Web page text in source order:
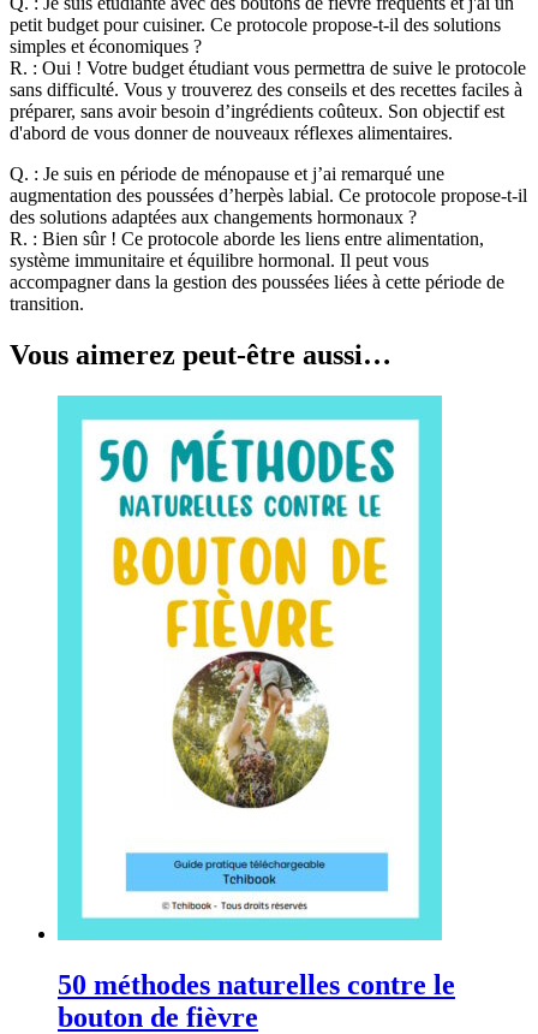
petit budget pour cuisiner. Ce protocole propose-t-il des solutions
simples et économiques ?
R. : Oui ! Votre budget étudiant vous permettra de suive le protocole
sans difficulté. Vous y trouverez des conseils et des recettes faciles à
préparer, sans avoir besoin d’ingrédients coûteux. Son objectif est
d'abord de vous donner de nouveaux réflexes alimentaires.
Q. : Je suis en période de ménopause et j’ai remarqué une
augmentation des poussées d’herpès labial. Ce protocole propose-t-il
des solutions adaptées aux changements hormonaux ?
R. : Bien sûr ! Ce protocole aborde les liens entre alimentation,
système immunitaire et équilibre hormonal. Il peut vous
accompagner dans la gestion des poussées liées à cette période de
transition.
Vous aimerez peut-être aussi…
50 méthodes naturelles contre le
bouton de fièvre